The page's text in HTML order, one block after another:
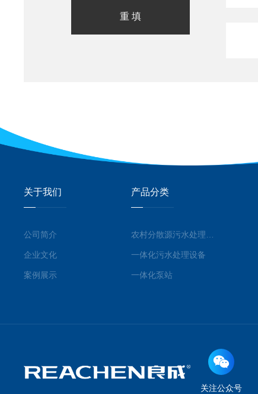
关于我们
公司简介
企业文化
案例展示
产品分类
一体化污水处理设备
一体化泵站
关注公众号